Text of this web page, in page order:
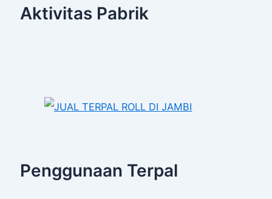
Aktivitas Pabrik
Penggunaan Terpal